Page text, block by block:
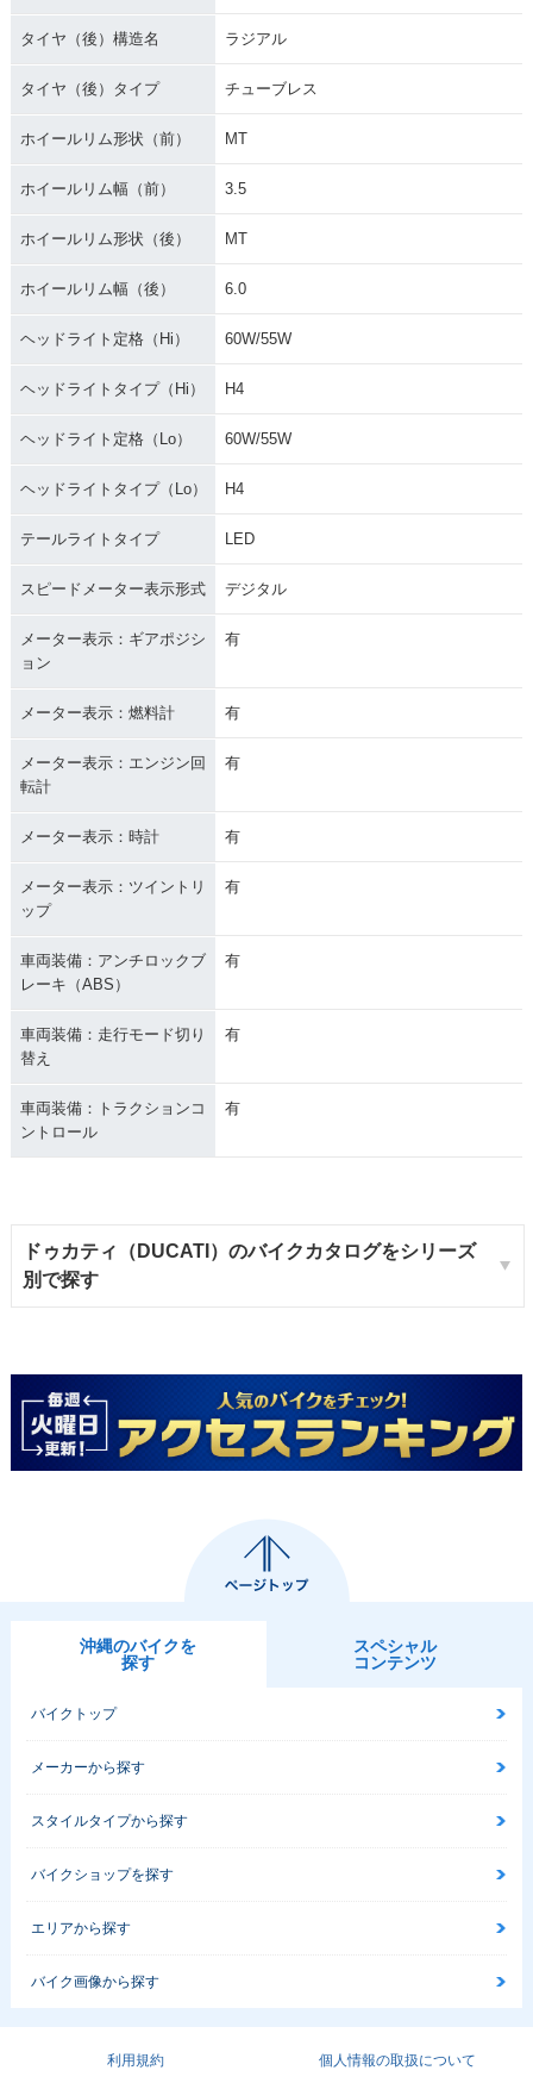
タイヤ（後）構造名 ラジアル
タイヤ（後）タイプ チューブレス
ホイールリム形状（前） MT
ホイールリム幅（前） 3.5
ホイールリム形状（後） MT
ホイールリム幅（後） 6.0
ヘッドライト定格（Hi） 60W/55W
ヘッドライトタイプ（Hi） H4
ヘッドライト定格（Lo） 60W/55W
ヘッドライトタイプ（Lo） H4
テールライトタイプ LED
スピードメーター表示形式 デジタル
メーター表示：ギアポジシ
ョン
有
メーター表示：燃料計 有
メーター表示：エンジン回
転計
有
メーター表示：時計 有
メーター表示：ツイントリ
ップ
有
車両装備：アンチロックブ
レーキ（ABS）
有
車両装備：走行モード切り
替え
有
車両装備：トラクションコ
ントロール
有
ドゥカティ（DUCATI）のバイクカタログをシリーズ
別で探す
沖縄のバイクを
探す
スペシャル
コンテンツ
バイクトップ
メーカーから探す
スタイルタイプから探す
バイクショップを探す
エリアから探す
バイク画像から探す
利用規約 個人情報の取扱について